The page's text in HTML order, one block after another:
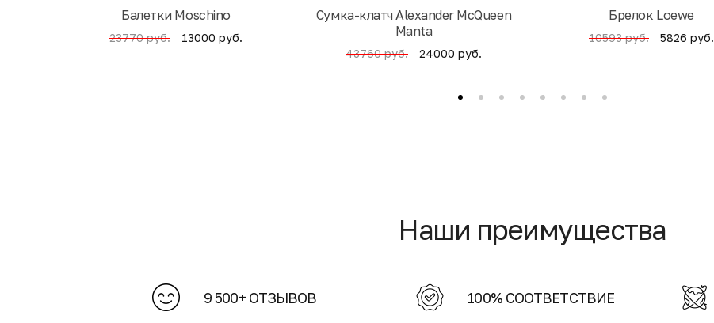
Балетки Moschino
23770 руб. 13000 руб.
Cумка-клатч Alexander McQueen
Manta
43760 руб. 24000 руб.
Брелок Loewe
10593 руб. 5826 руб.
Наши преимущества
9 500+ ОТЗЫВОВ 100% СООТВЕТСТВИЕ